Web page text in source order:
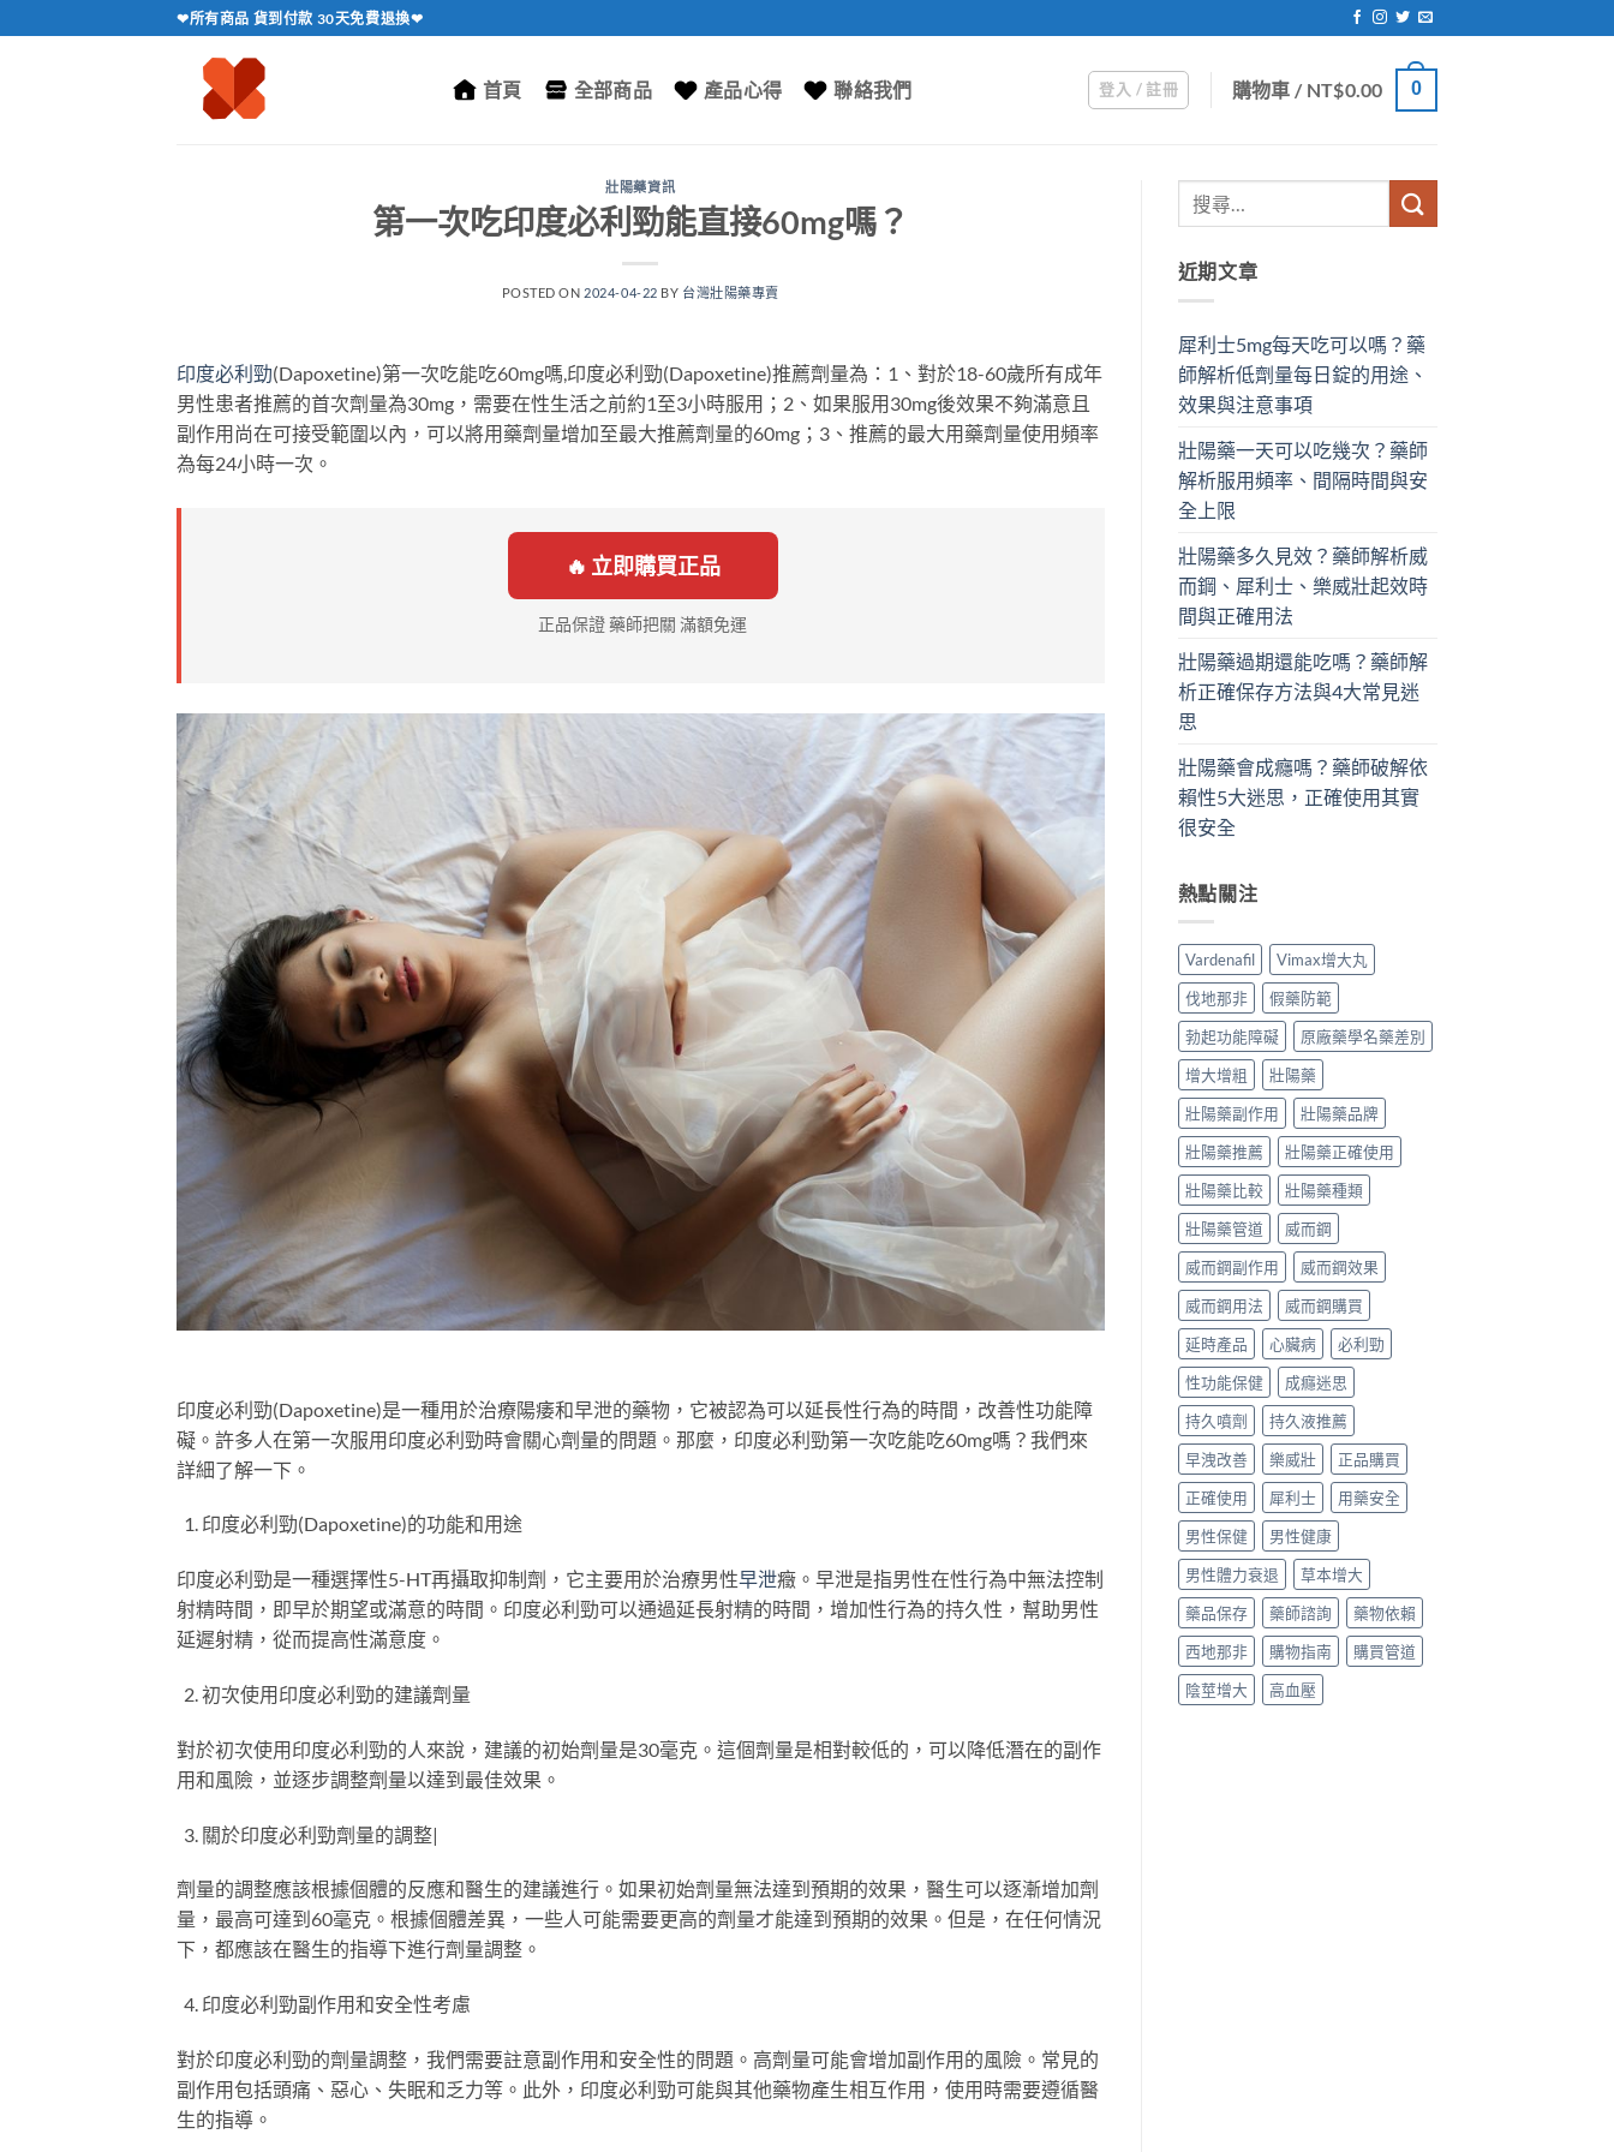
轉
❤所有商品 貨到付款 30天免費退換❤
首頁 全部商品 產品心得 聯絡我們 登入 / 註冊 購物車 / NT$0.00 0
壯陽藥資訊
第一次吃印度必利勁能直接60mg嗎？
POSTED ON 2024-04-22 BY 台灣壯陽藥專賣
印度必利勁(Dapoxetine)第一次吃能吃60mg嗎,印度必利勁(Dapoxetine)推薦劑量為：1、對於18-60歲所有成年
男性患者推薦的首次劑量為30mg，需要在性生活之前約1至3小時服用；2、如果服用30mg後效果不夠滿意且
副作用尚在可接受範圍以內，可以將用藥劑量增加至最大推薦劑量的60mg；3、推薦的最大用藥劑量使用頻率
為每24小時一次。
🔥 立即購買正品
正品保證 藥師把關 滿額免運
印度必利勁(Dapoxetine)是一種用於治療陽痿和早泄的藥物，它被認為可以延長性行為的時間，改善性功能障
礙。許多人在第一次服用印度必利勁時會關心劑量的問題。那麼，印度必利勁第一次吃能吃60mg嗎？我們來
詳細了解一下。
印度必利勁(Dapoxetine)的功能和用途
印度必利勁是一種選擇性5-HT再攝取抑制劑，它主要用於治療男性早泄癥。早泄是指男性在性行為中無法控制
射精時間，即早於期望或滿意的時間。印度必利勁可以通過延長射精的時間，增加性行為的持久性，幫助男性
延遲射精，從而提高性滿意度。
初次使用印度必利勁的建議劑量
對於初次使用印度必利勁的人來說，建議的初始劑量是30毫克。這個劑量是相對較低的，可以降低潛在的副作
用和風險，並逐步調整劑量以達到最佳效果。
關於印度必利勁劑量的調整|
劑量的調整應該根據個體的反應和醫生的建議進行。如果初始劑量無法達到預期的效果，醫生可以逐漸增加劑
量，最高可達到60毫克。根據個體差異，一些人可能需要更高的劑量才能達到預期的效果。但是，在任何情況
下，都應該在醫生的指導下進行劑量調整。
印度必利勁副作用和安全性考慮
對於印度必利勁的劑量調整，我們需要註意副作用和安全性的問題。高劑量可能會增加副作用的風險。常見的
副作用包括頭痛、惡心、失眠和乏力等。此外，印度必利勁可能與其他藥物產生相互作用，使用時需要遵循醫
生的指導。
近期文章
犀利士5mg每天吃可以嗎？藥
師解析低劑量每日錠的用途、
效果與注意事項
壯陽藥一天可以吃幾次？藥師
解析服用頻率、間隔時間與安
全上限
壯陽藥多久見效？藥師解析威
而鋼、犀利士、樂威壯起效時
間與正確用法
壯陽藥過期還能吃嗎？藥師解
析正確保存方法與4大常見迷
思
壯陽藥會成癮嗎？藥師破解依
賴性5大迷思，正確使用其實
很安全
熱點關注
Vardenafil
Vimax增大丸
伐地那非
假藥防範
勃起功能障礙
原廠藥學名藥差別
增大增粗
壯陽藥
壯陽藥副作用
壯陽藥品牌
壯陽藥推薦
壯陽藥正確使用
壯陽藥比較
壯陽藥種類
壯陽藥管道
威而鋼
威而鋼副作用
威而鋼效果
威而鋼用法
威而鋼購買
延時產品
心臟病
必利勁
性功能保健
成癮迷思
持久噴劑
持久液推薦
早洩改善
樂威壯
正品購買
正確使用
犀利士
用藥安全
男性保健
男性健康
男性體力衰退
草本增大
藥品保存
藥師諮詢
藥物依賴
西地那非
購物指南
購買管道
陰莖增大
高血壓